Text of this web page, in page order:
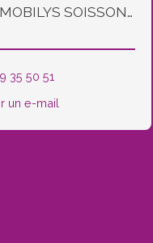
Négo IMMOBILYS SOISSONS et COUCY LE CHATEAU
35 50 51
un e-mail